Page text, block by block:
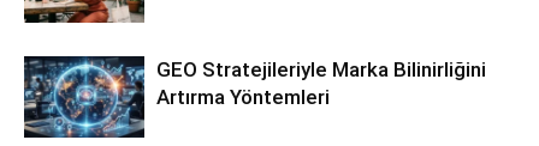
GEO Stratejileriyle Marka Bilinirliğini
Artırma Yöntemleri